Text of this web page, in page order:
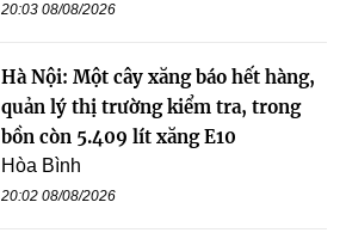
20:03 08/08/2026
Hà Nội: Một cây xăng báo hết hàng,
quản lý thị trường kiểm tra, trong
bồn còn 5.409 lít xăng E10
Hòa Bình
20:02 08/08/2026